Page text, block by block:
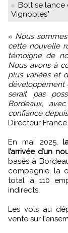
Bolt se
Vignobles"
« Nous sommes ravis d’annoncer aujourd’hui l’ouverture de
cette nouvelle
témoigne de
Nous avons à
plus variées et
développement
serait pas
Bordeaux,
confiance
Directeur
En mai 2025,
l’arrivée d’un
basés à
compagnie, la
total à 110
indirects.
Les vols au
vente sur